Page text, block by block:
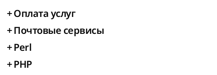
+Оплата услуг
+Почтовые сервисы
+Perl
+PHP